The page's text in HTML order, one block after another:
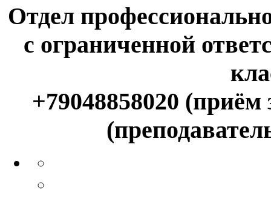
Отдел
с ограниченной
+79048858020 (приём